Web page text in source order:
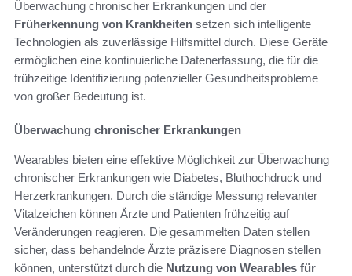
Überwachung chronischer Erkrankungen und der
Früherkennung von Krankheiten setzen sich intelligente
Technologien als zuverlässige Hilfsmittel durch. Diese Geräte
ermöglichen eine kontinuierliche Datenerfassung, die für die
frühzeitige Identifizierung potenzieller Gesundheitsprobleme
von großer Bedeutung ist.
Überwachung chronischer Erkrankungen
Wearables bieten eine effektive Möglichkeit zur Überwachung
chronischer Erkrankungen wie Diabetes, Bluthochdruck und
Herzerkrankungen. Durch die ständige Messung relevanter
Vitalzeichen können Ärzte und Patienten frühzeitig auf
Veränderungen reagieren. Die gesammelten Daten stellen
sicher, dass behandelnde Ärzte präzisere Diagnosen stellen
können, unterstützt durch die Nutzung von Wearables für